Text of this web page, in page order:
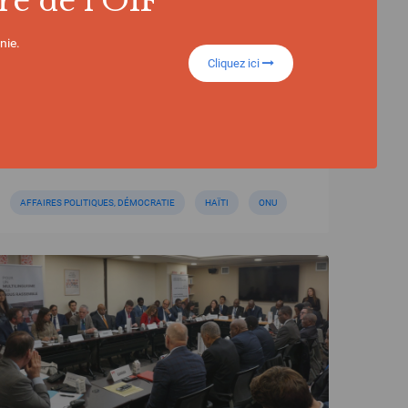
engagement pour une sortie durable
AFFAIRES POLITIQUES, DÉMOCRATIE HAÏTI ONU
Cliquez ici